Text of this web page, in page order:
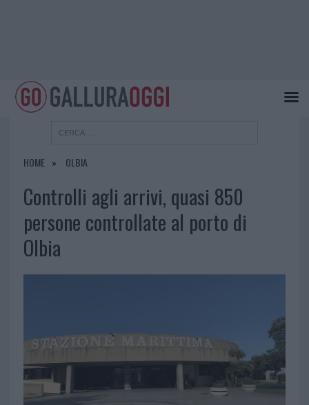
HOME OLBIA
Controlli agli arrivi, quasi 850
persone controllate al porto di
Olbia